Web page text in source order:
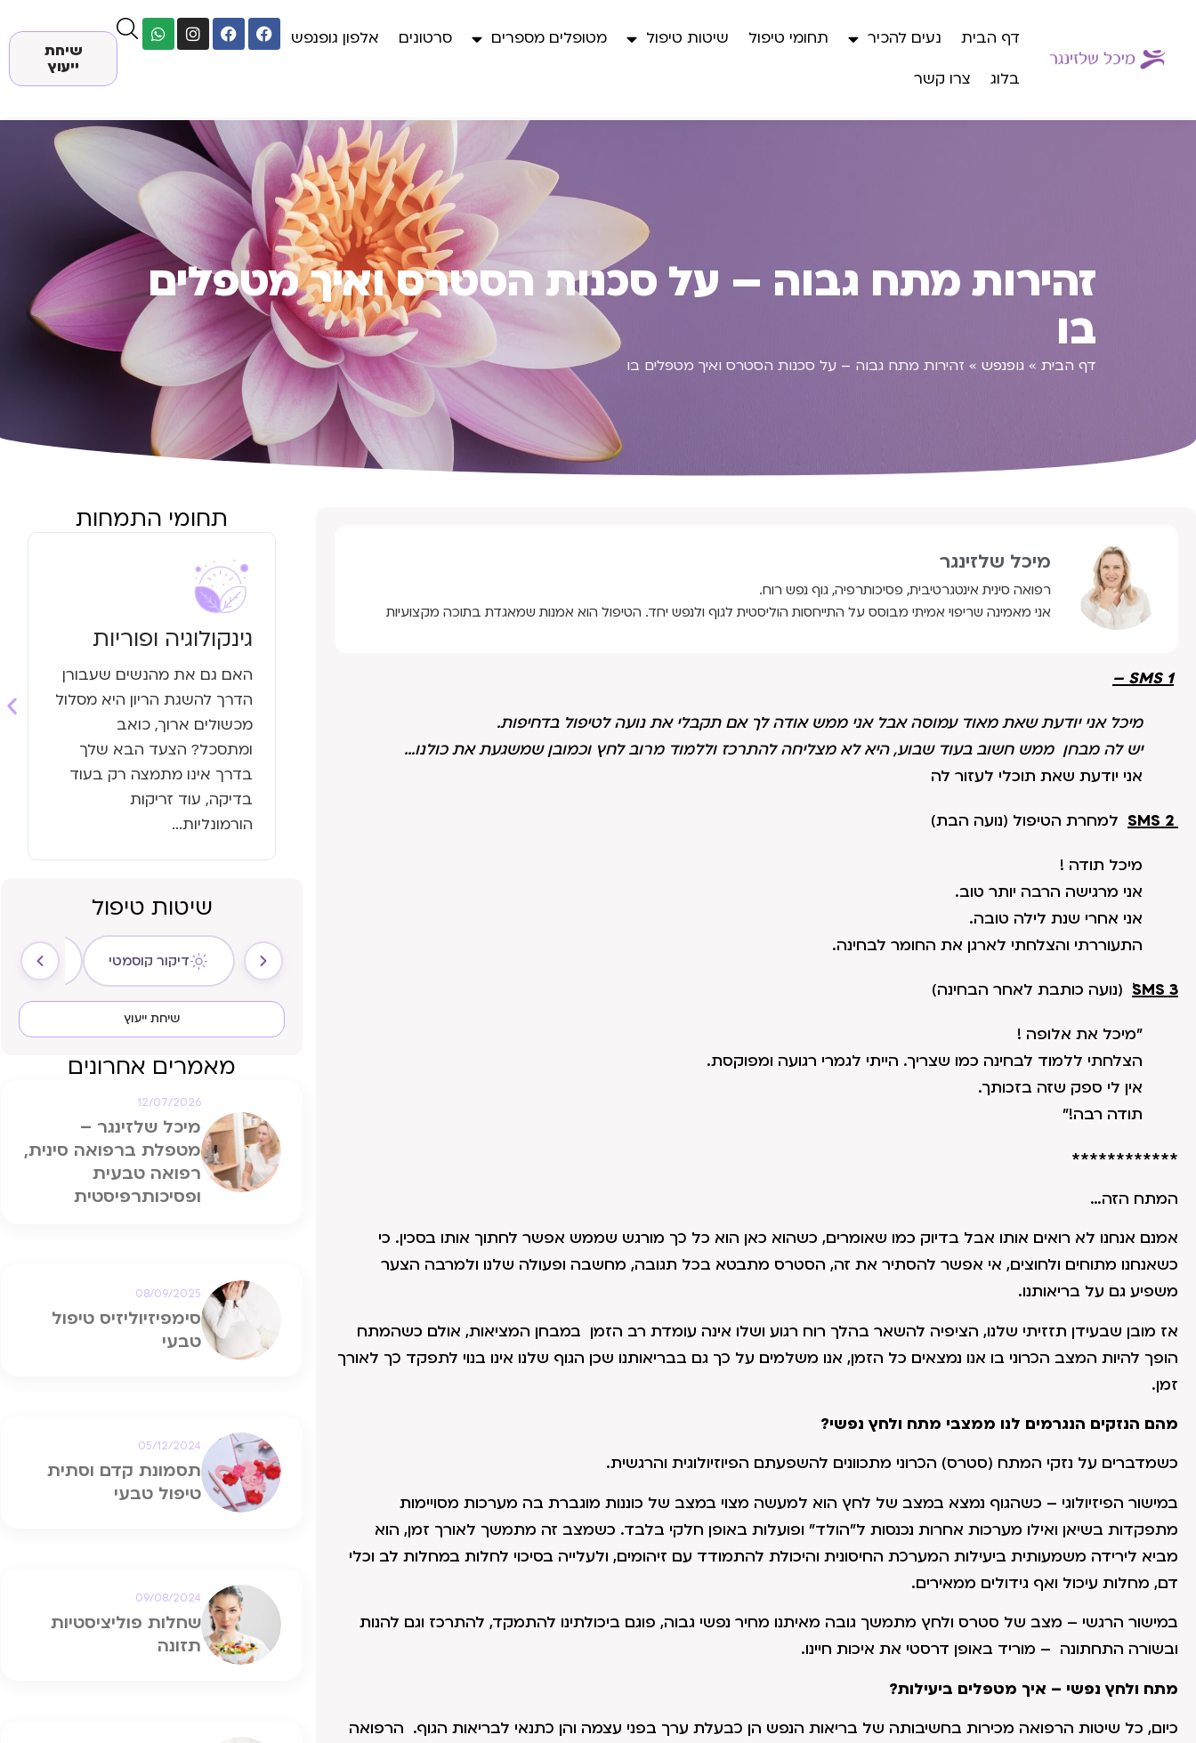
דף הבית נעים להכיר תחומי טיפול שיטות טיפול מטופלים מספרים סרטונים
אלפון גופנפש
בלוג
צרו קשר
שיחת
ייעוץ
זהירות מתח גבוה – על סכנות הסטרס ואיך מטפלים
בו
דף הבית » גופנפש » זהירות מתח גבוה – על סכנות הסטרס ואיך מטפלים בו
מיכל שלזינגר
רפואה סינית אינטגרטיבית, פסיכותרפיה, גוף נפש רוח.
אני מאמינה שריפוי אמיתי מבוסס על התייחסות הוליסטית לגוף ולנפש יחד. הטיפול הוא אמנות שמאגדת בתוכה מקצועיות
SMS 1 –
מיכל אני יודעת שאת מאוד עמוסה אבל אני ממש אודה לך אם תקבלי את נועה לטיפול בדחיפות.
יש לה מבחן ממש חשוב בעוד שבוע, היא לא מצליחה להתרכז וללמוד מרוב לחץ וכמובן שמשגעת את כולנו…
אני יודעת שאת תוכלי לעזור לה
למחרת הטיפול (נועה הבת)
מיכל תודה !
אני מרגישה הרבה יותר טוב.
אני אחרי שנת לילה טובה.
התעוררתי והצלחתי לארגן את החומר לבחינה.
SMS 3 (נועה כותבת לאחר הבחינה)
"מיכל את אלופה !
הצלחתי ללמוד לבחינה כמו שצריך. הייתי לגמרי רגועה ומפוקסת.
אין לי ספק שזה בזכותך.
תודה רבה!"
************
המתח הזה…
אמנם אנחנו לא רואים אותו אבל בדיוק כמו שאומרים, כשהוא כאן הוא כל כך מורגש שממש אפשר לחתוך אותו בסכין. כי
כשאנחנו מתוחים ולחוצים, אי אפשר להסתיר את זה, הסטרס מתבטא בכל תגובה, מחשבה ופעולה שלנו ולמרבה הצער
משפיע גם על בריאותנו.
אז מובן שבעידן תזזיתי שלנו, הציפיה להשאר בהלך רוח רגוע ושלו אינה עומדת רב הזמן במבחן המציאות, אולם כשהמתח
הופך להיות המצב הכרוני בו אנו נמצאים כל הזמן, אנו משלמים על כך גם בבריאותנו שכן הגוף שלנו אינו בנוי לתפקד כך לאורך
זמן.
מהם הנזקים הנגרמים לנו ממצבי מתח ולחץ נפשי?
כשמדברים על נזקי המתח (סטרס) הכרוני מתכוונים להשפעתם הפיוזיולוגית והרגשית.
במישור הפיזיולוגי – כשהגוף נמצא במצב של לחץ הוא למעשה מצוי במצב של כוננות מוגברת בה מערכות מסויימות
מתפקדות בשיאן ואילו מערכות אחרות נכנסות ל"הולד" ופועלות באופן חלקי בלבד. כשמצב זה מתמשך לאורך זמן, הוא
מביא לירידה משמעותית ביעילות המערכת החיסונית והיכולת להתמודד עם זיהומים, ולעלייה בסיכוי לחלות במחלות לב וכלי
דם, מחלות עיכול ואף גידולים ממאירים.
במישור הרגשי – מצב של סטרס ולחץ מתמשך גובה מאיתנו מחיר נפשי גבוה, פוגם ביכולתינו להתמקד, להתרכז וגם להנות
ובשורה התחתונה – מוריד באופן דרסטי את איכות חיינו.
מתח ולחץ נפשי – איך מטפלים ביעילות?
כיום, כל שיטות הרפואה מכירות בחשיבותה של בריאות הנפש הן כבעלת ערך בפני עצמה והן כתנאי לבריאות הגוף. הרפואה
תחומי התמחות
גינקולוגיה ופוריות
האם גם את מהנשים שעבורן
הדרך להשגת הריון היא מסלול
מכשולים ארוך, כואב
ומתסכל? הצעד הבא שלך
בדרך אינו מתמצה רק בעוד
בדיקה, עוד זריקות
הורמונליות...
שיטות טיפול
דיקור קוסמטי ריקול
שיחת ייעוץ
מאמרים אחרונים
מיכל שלזינגר –
מטפלת ברפואה סינית,
רפואה טבעית
ופסיכותרפיסטית
12/07/2026
סימפיזיוליזיס טיפול
טבעי
08/09/2025
תסמונת קדם וסתית
טיפול טבעי
05/12/2024
שחלות פוליציסטיות
תזונה
09/08/2024